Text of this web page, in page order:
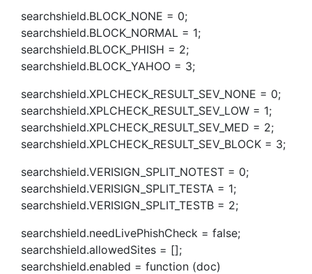
searchshield.BLOCK_NONE = 0;
searchshield.BLOCK_NORMAL = 1;
searchshield.BLOCK_PHISH = 2;
searchshield.BLOCK_YAHOO = 3;
searchshield.XPLCHECK_RESULT_SEV_NONE = 0;
searchshield.XPLCHECK_RESULT_SEV_LOW = 1;
searchshield.XPLCHECK_RESULT_SEV_MED = 2;
searchshield.XPLCHECK_RESULT_SEV_BLOCK = 3;
searchshield.VERISIGN_SPLIT_NOTEST = 0;
searchshield.VERISIGN_SPLIT_TESTA = 1;
searchshield.VERISIGN_SPLIT_TESTB = 2;
searchshield.needLivePhishCheck = false;
searchshield.allowedSites = [];
searchshield.enabled = function (doc)